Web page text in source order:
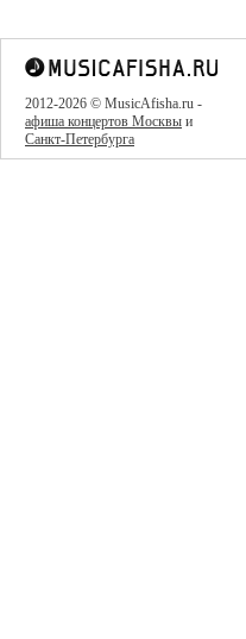
2012-2026 © MusicAfisha.ru -
афиша концертов Москвы и
Санкт-Петербурга